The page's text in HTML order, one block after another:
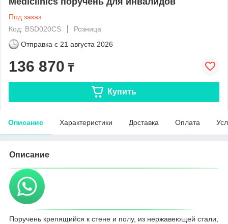
Под заказ
Код: BSD020CS
Розница
Отправка с 21 августа 2026
136 870 ₸
Купить
Описание Характеристики Доставка Оплата
Описание
Поручень крепящийся к стене и полу, из нержавеющей стали,